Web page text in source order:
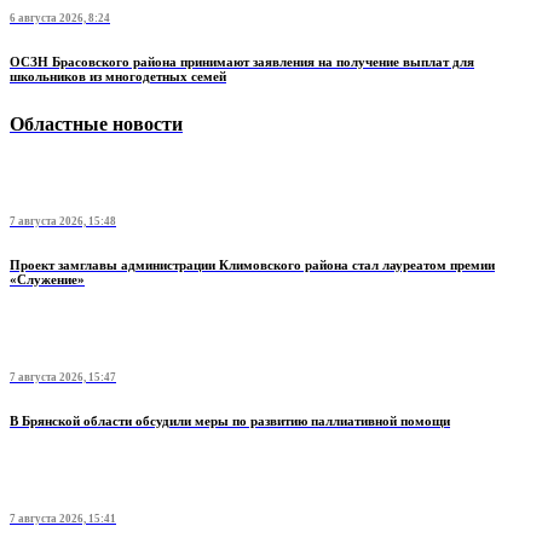
6 августа 2026, 8:24
ОСЗН Брасовского района принимают заявления на получение выплат для
школьников из многодетных семей
Областные новости
7 августа 2026, 15:48
Проект замглавы администрации Климовского района стал лауреатом премии
«Служение»
7 августа 2026, 15:47
В Брянской области обсудили меры по развитию паллиативной помощи
7 августа 2026, 15:41